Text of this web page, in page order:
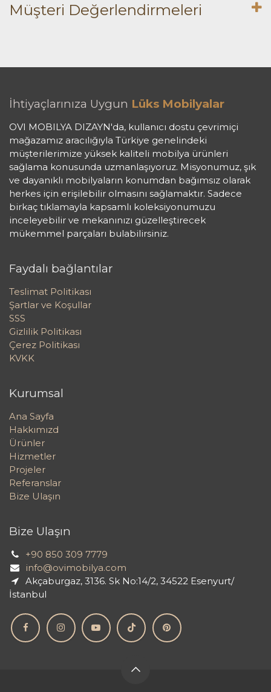
Müşteri Değerlendirmeleri
İhtiyaçlarınıza Uygun Lüks Mobilyalar
OVI MOBILYA DIZAYN'da, kullanıcı dostu çevrimiçi
mağazamız aracılığıyla Türkiye genelindeki
müşterilerimize yüksek kaliteli mobilya ürünleri
sağlama konusunda uzmanlaşıyoruz. Misyonumuz, şık
ve dayanıklı mobilyaların konumdan bağımsız olarak
herkes için erişilebilir olmasını sağlamaktır. Sadece
birkaç tıklamayla kapsamlı koleksiyonumuzu
inceleyebilir ve mekanınızı güzelleştirecek
mükemmel parçaları bulabilirsiniz.
Bize Ulaşın
+90 850 309 7779
info@ovimobilya.com
Akçaburgaz, 3136. Sk No:14/2, 34522 Esenyurt/
İstanbul
Faydalı bağlantılar
Teslimat Politikası
Şartlar ve Koşullar
SSS
Gizlilik Politikası
Çerez Politikası
KVKK
Kurumsal
Ana Sayfa
Hakkımızd
Ürünler
Hizmetler
Projeler
Referanslar
Bize Ulaşın